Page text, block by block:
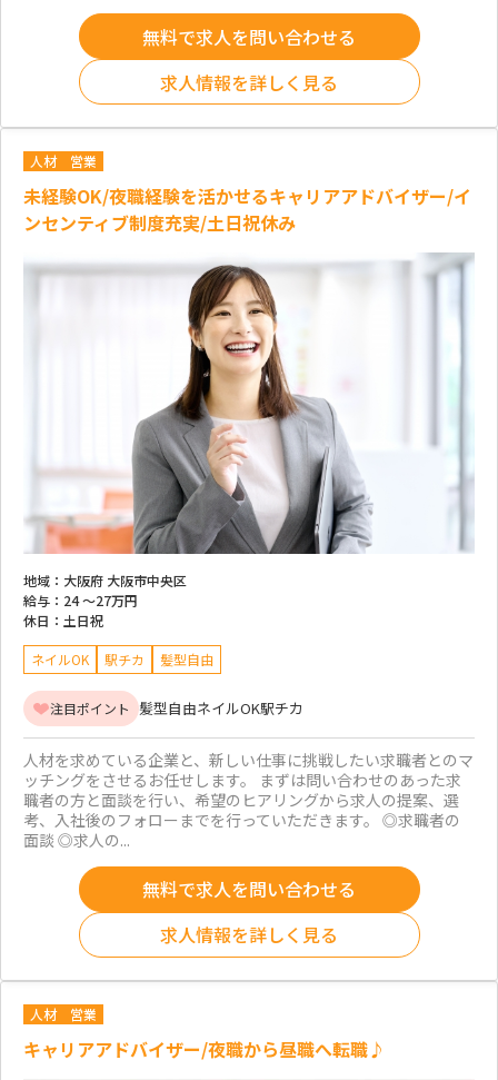
無料で求人を問い合わせる
求人情報を詳しく見る
人材 営業
未経験OK/夜職経験を活かせるキャリアアドバイザー/イ
ンセンティブ制度充実/土日祝休み
地域： 大阪府 大阪市中央区
給与： 24 ～27万円
休日： 土日祝
ネイルOK 駅チカ 髪型自由
注目ポイント 髪型自由ネイルOK駅チカ
人材を求めている企業と、新しい仕事に挑戦したい求職者とのマ
ッチングをさせるお任せします。 まずは問い合わせのあった求
職者の方と面談を行い、希望のヒアリングから求人の提案、選
考、入社後のフォローまでを行っていただきます。 ◎求職者の
面談 ◎求人の...
無料で求人を問い合わせる
求人情報を詳しく見る
人材 営業
キャリアアドバイザー/夜職から昼職へ転職♪